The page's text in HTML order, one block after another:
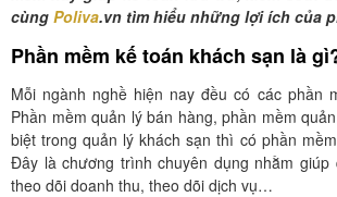
cùng Poliva.vn tìm hiểu những lợi ích của
Phần mềm kế toán khách sạn là
Mỗi ngành nghề hiện nay đều có các phần
Phần mềm quản lý bán hàng, phần mềm
biệt trong quản lý khách sạn thì có phần
Đây là chương trình chuyên dụng nhằm giúp
theo dõi doanh thu, theo dõi dịch vụ…